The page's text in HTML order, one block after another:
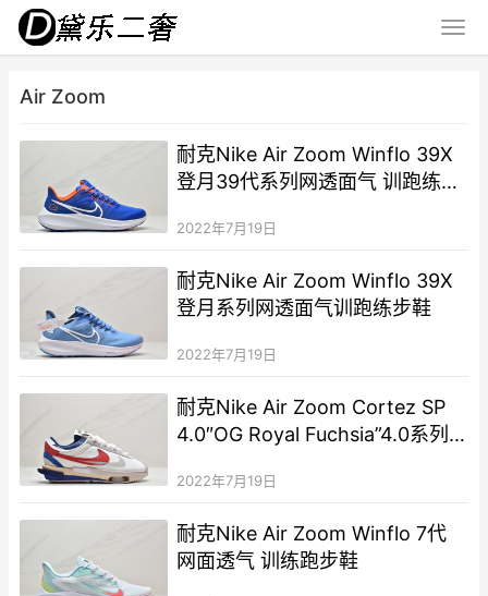
Air Zoom
耐克Nike Air Zoom Winflo 39X
登月39代系列网透面气 训跑练步
2022年7月19日
耐克Nike Air Zoom Winflo 39X
登月系列网透面气训跑练步鞋
2022年7月19日
耐克Nike Air Zoom Cortez SP
4.0″OG Royal Fuchsia”4.0系列
2022年7月19日
耐克Nike Air Zoom Winflo 7代
网‮透面‬气 训练‮步跑‬鞋